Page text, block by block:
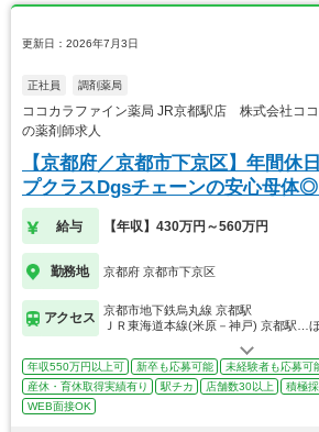
更新日：2026年7月3日
正社員 調剤薬局
ココカラファイン薬局 JR京都駅店 株式会社コ
の薬剤師求人
【京都府／京都市下京区】年間休
プクラスDgsチェーンの安心母体◎
給与 【年収】430万円～560万円
勤務地 京都府 京都市下京区
アクセス
京都市地下鉄烏丸線 京都駅
ＪＲ東海道本線(米原－神戸) 京都駅…
年収550万円以上可 新卒も応募可能 未経験者も応募可
産休・育休取得実績有り
駅チカ 店舗数30以上 積極
WEB面接OK